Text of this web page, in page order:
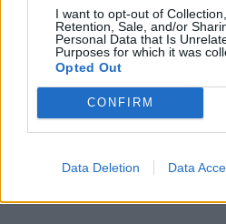
I want to opt-out of
Retention, Sale, and/or
Personal Data that Is
Purposes for which it was
Opted Out
CONFIRM
Data Deletion Data